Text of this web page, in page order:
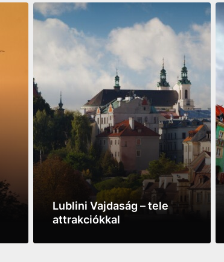
Lublini Vajdaság – tele
attrakciókkal
See more